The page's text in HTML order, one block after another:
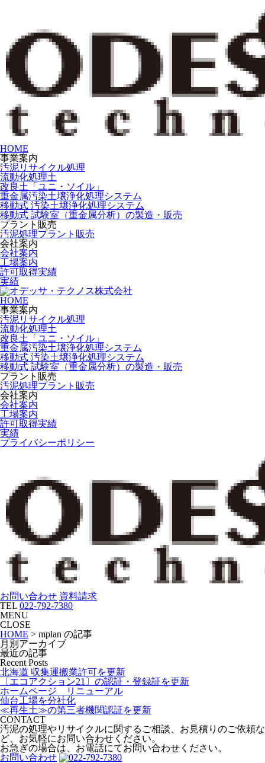
HOME
事業案内
汚泥リサイクル処理
流動化処理土
改良土「ユニ・ソイル」
重金属汚染土壌浄化処理システム
移動式 汚染土壌浄化処理システム
移動式 試験室（重金属分析）の製造・販売
プラント販売
汚泥処理プラント販売
会社案内
会社案内
工場案内
許可取得実績
実績
HOME
事業案内
汚泥リサイクル処理
流動化処理土
改良土「ユニ・ソイル」
重金属汚染土壌浄化処理システム
移動式 汚染土壌浄化処理システム
移動式 試験室（重金属分析）の製造・販売
プラント販売
汚泥処理プラント販売
会社案内
会社案内
工場案内
許可取得実績
実績
プライバシーポリシー
お問い合わせ 資料請求
TEL 022-792-7380
MENU
CLOSE
HOME > mplan の記事
月別アーカイブ
最近の記事
Recent Posts
北海道 収集運搬業許可を更新
〔エコアクション21〕の認証・登録証を更新
ホームページ リニューアル
仙台工場を分社化
≪再生土≫の第三者機関認証を更新
CONTACT
汚泥の処理やリサイクルに関するご相談、 お見積りのご依頼な
ど、 お気軽にお問い合わせください。
お急ぎの場合は、 お電話にてお問い合わせください。
お問い合わせ